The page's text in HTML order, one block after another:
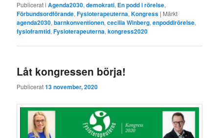
Publicerat i Agenda2030,demokrati, En podd i rörelse,
Förbundsordförande,Fysioterapeuterna,Kongress | Märkt
agenda2030,barnkonventionen,cecilia Winberg,enpoddirörelse,
fysioframtid,Fysioterapeuterna,kongress2020
Låt kongressen börja!
Publicerat13 november, 2020